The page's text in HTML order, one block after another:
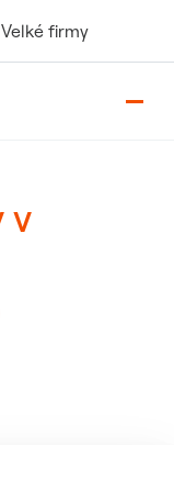
Velké firmy
Skupiny ČEZ
v